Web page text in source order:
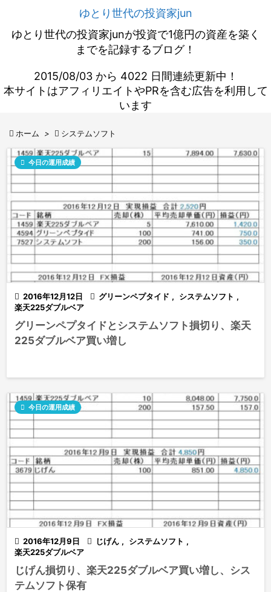
ゆとり世代の投資家jun
ゆとり世代の投資家junが投資で1億円の資産を築く
までを記録するブログ！
2015/08/03 から 4022 日間連続更新中！
本サイトはアフィリエイトやPRを含む広告を利用して
います
 ホーム >  システムソフト
 2016年12月12日
 今日の運用成績
 グリーンペプタイド , システムソフト ,
楽天225ダブルベア
グリーンペプタイドとシステムソフト損切り、楽天
225ダブルベア買い増し
 2016年12月9日
 今日の運用成績
 じげん , システムソフト ,
楽天225ダブルベア
じげん損切り、楽天225ダブルベア買い増し、シス
テムソフト保有